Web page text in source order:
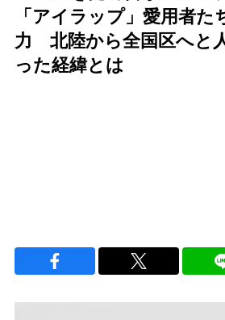
「アイラップ」愛用者
力 北陸から全国区へと
った経緯とは